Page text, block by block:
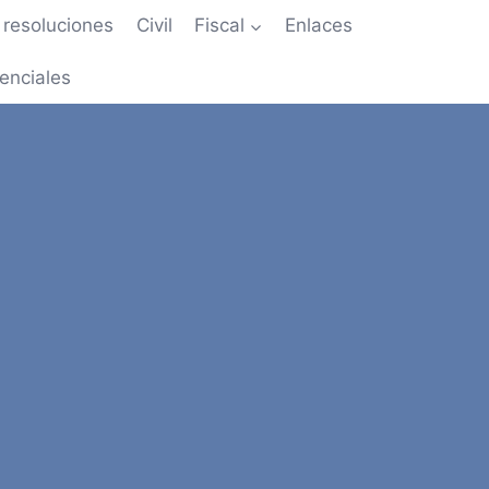
Civil Fiscal Enlaces